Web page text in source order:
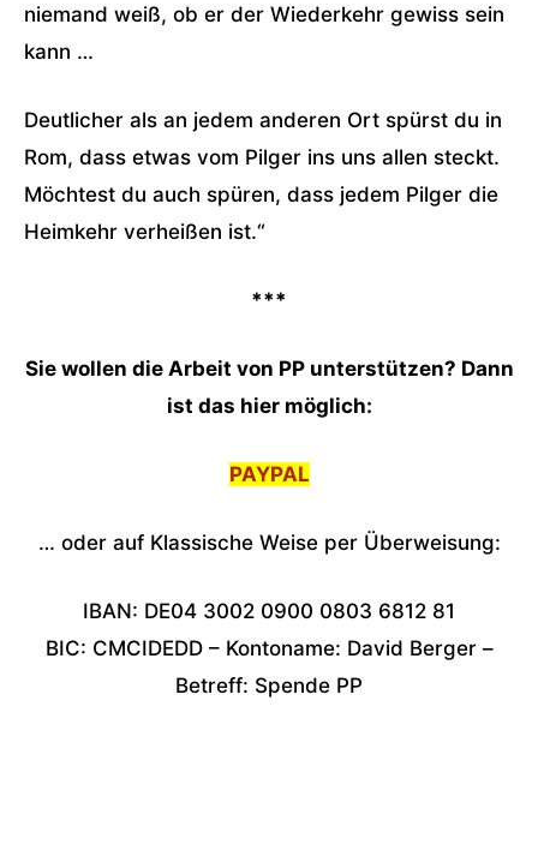
niemand weiß, ob er der Wiederkehr gewiss sein
kann …
Deutlicher als an jedem anderen Ort spürst du in
Rom, dass etwas vom Pilger ins uns allen steckt.
Möchtest du auch spüren, dass jedem Pilger die
Heimkehr verheißen ist.“
***
Sie wollen die Arbeit von PP unterstützen? Dann
ist das hier möglich:
PAYPAL
… oder auf Klassische Weise per Überweisung:
IBAN: DE04 3002 0900 0803 6812 81
BIC: CMCIDEDD – Kontoname: David Berger –
Betreff: Spende PP